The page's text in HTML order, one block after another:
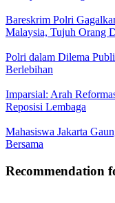
Bareskrim Polri
Malaysia, Tujuh Orang
Polri dalam Dilema
Berlebihan
Imparsial: Arah
Reposisi Lembaga
Mahasiswa Jakarta
Bersama
Recommendation